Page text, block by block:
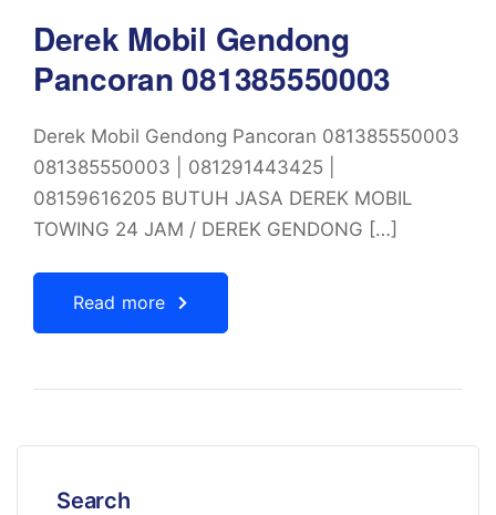
Derek Mobil Gendong
Pancoran 081385550003
Derek Mobil Gendong Pancoran 081385550003
081385550003 | 081291443425 |
08159616205 BUTUH JASA DEREK MOBIL
TOWING 24 JAM / DEREK GENDONG […]
Read more
Search